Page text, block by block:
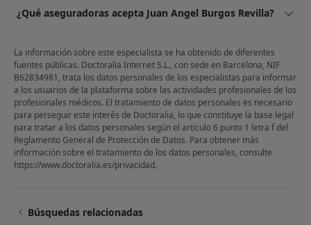
¿Qué aseguradoras acepta Juan Angel Burgos Revilla?
La información sobre este especialista se ha obtenido de diferentes
fuentes públicas. Doctoralia Internet S.L., con sede en Barcelona, NIF
B62834981, trata los datos personales de los especialistas para informar
a los usuarios de la plataforma sobre las actividades profesionales de los
profesionales médicos. El tratamiento de datos personales es necesario
para perseguir este interés de Doctoralia, lo que constituye la base legal
para tratar a los datos personales según el artículo 6 punto 1 letra f del
Reglamento General de Protección de Datos. Para obtener más
información sobre el tratamiento de los datos personales, consulte
https://www.doctoralia.es/privacidad.
Búsquedas relacionadas